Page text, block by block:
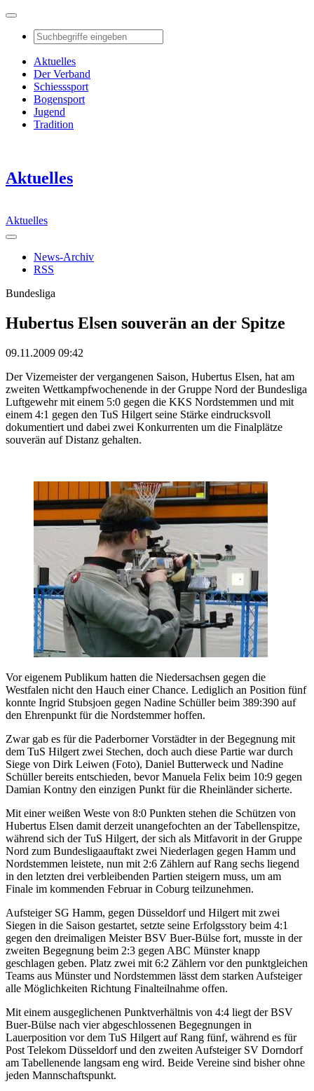
Aktuelles
Der Verband
Schiesssport
Bogensport
Jugend
Tradition
Aktuelles
Aktuelles
News-Archiv
RSS
Bundesliga
Hubertus Elsen souverän an der Spitze
09.11.2009 09:42
Der Vizemeister der vergangenen Saison, Hubertus Elsen, hat am
zweiten Wettkampfwochenende in der Gruppe Nord der Bundesliga
Luftgewehr mit einem 5:0 gegen die KKS Nordstemmen und mit
einem 4:1 gegen den TuS Hilgert seine Stärke eindrucksvoll
dokumentiert und dabei zwei Konkurrenten um die Finalplätze
souverän auf Distanz gehalten.
Vor eigenem Publikum hatten die Niedersachsen gegen die
Westfalen nicht den Hauch einer Chance. Lediglich an Position fünf
konnte Ingrid Stubsjoen gegen Nadine Schüller beim 389:390 auf
den Ehrenpunkt für die Nordstemmer hoffen.
Zwar gab es für die Paderborner Vorstädter in der Begegnung mit
dem TuS Hilgert zwei Stechen, doch auch diese Partie war durch
Siege von Dirk Leiwen (Foto), Daniel Butterweck und Nadine
Schüller bereits entschieden, bevor Manuela Felix beim 10:9 gegen
Damian Kontny den einzigen Punkt für die Rheinländer sicherte.
Mit einer weißen Weste von 8:0 Punkten stehen die Schützen von
Hubertus Elsen damit derzeit unangefochten an der Tabellenspitze,
während sich der TuS Hilgert, der sich als Mitfavorit in der Gruppe
Nord zum Bundesligaauftakt zwei Niederlagen gegen Hamm und
Nordstemmen leistete, nun mit 2:6 Zählern auf Rang sechs liegend
in den letzten drei verbleibenden Partien steigern muss, um am
Finale im kommenden Februar in Coburg teilzunehmen.
Aufsteiger SG Hamm, gegen Düsseldorf und Hilgert mit zwei
Siegen in die Saison gestartet, setzte seine Erfolgsstory beim 4:1
gegen den dreimaligen Meister BSV Buer-Bülse fort, musste in der
zweiten Begegnung beim 2:3 gegen ABC Münster knapp
geschlagen geben. Platz zwei mit 6:2 Zählern vor den punktgleichen
Teams aus Münster und Nordstemmen lässt dem starken Aufsteiger
alle Möglichkeiten Richtung Finalteilnahme offen.
Mit einem ausgeglichenen Punktverhältnis von 4:4 liegt der BSV
Buer-Bülse nach vier abgeschlossenen Begegnungen in
Lauerposition vor dem TuS Hilgert auf Rang fünf, während es für
Post Telekom Düsseldorf und den zweiten Aufsteiger SV Dorndorf
am Tabellenende langsam eng wird. Beide Vereine sind bisher ohne
jeden Mannschaftspunkt.